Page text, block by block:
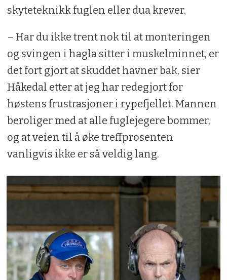
skyteteknikk fuglen eller dua krever.
– Har du ikke trent nok til at monteringen
og svingen i hagla sitter i muskelminnet, er
det fort gjort at skuddet havner bak, sier
Håkedal etter at jeg har redegjort for
høstens frustrasjoner i rypefjellet. Mannen
beroliger med at alle fuglejegere bommer,
og at veien til å øke treffprosenten
vanligvis ikke er så veldig lang.